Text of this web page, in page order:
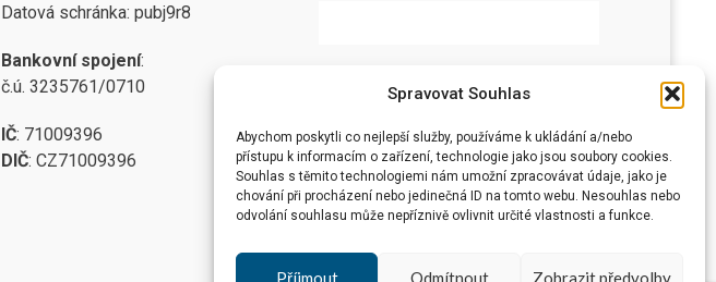
Spravovat Souhlas
Abychom poskytli co nejlepší služby, používáme k ukládání a/nebo
přístupu k informacím o zařízení, technologie jako jsou soubory cookies.
Souhlas s těmito technologiemi nám umožní zpracovávat údaje, jako je
chování při procházení nebo jedinečná ID na tomto webu. Nesouhlas nebo
odvolání souhlasu může nepříznivě ovlivnit určité vlastnosti a funkce.
Příjmout Odmítnout Zobrazit předvolby
Datová schránka: pubj9r8
Bankovní spojení:
č.ú. 3235761/0710
IČ: 71009396
DIČ: CZ71009396